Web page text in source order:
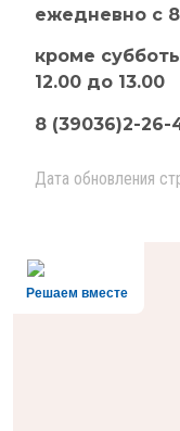
ежедневно с
кроме
12.00 до 13.00
8 (39036)2-26-
Дата обновления
Решаем вместе